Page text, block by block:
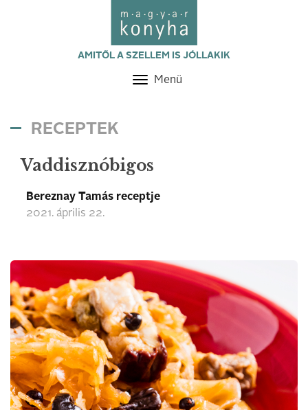
AMITŐL A SZELLEM IS JÓLLAKIK
Toggle
Menü
RECEPTEK
Vaddisznóbigos
Bereznay Tamás receptje
2021. április 22.